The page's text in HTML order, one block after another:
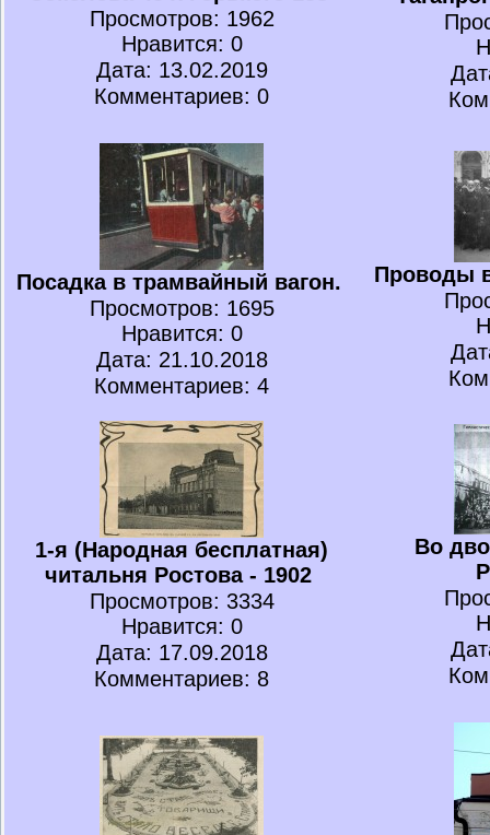
Просмотров: 1962
Нравится: 0
Дата: 13.02.2019
Комментариев: 0
Посадка в трамвайный вагон.
Просмотров: 1695
Нравится: 0
Дата: 21.10.2018
Комментариев: 4
Проводы
1-я (Народная бесплатная)
читальня Ростова - 1902
Просмотров: 3334
Нравится: 0
Дата: 17.09.2018
Комментариев: 8
Во